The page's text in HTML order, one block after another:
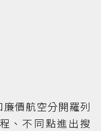
價航空分開羅列
、不同點進出搜